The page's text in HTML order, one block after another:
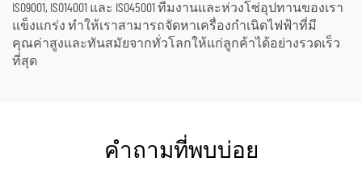
ISO9001, ISO14001 และ ISO45001 ทีมงานและห่วงโซ่อุปทานของเรา
แข็งแกร่ง ทำให้เราสามารถจัดหาเครื่องกำเนิดไฟฟ้าที่มี
คุณค่าสูงและทันสมัยจากทั่วโลกให้แก่ลูกค้าได้อย่างรวดเร็ว
ที่สุด
คำถามที่พบบ่อย